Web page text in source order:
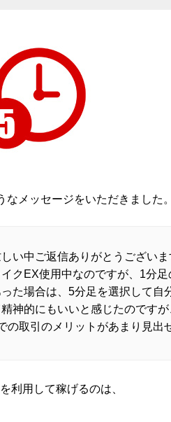
なメッセージをいただきました。
しい中ご返信ありがとうございま
イクEX使用中なのですが、1分
た場合は、5分足を選択して自
神的にもいいと感じたのです
の取引のメリットがあまり見出
利用して稼げるのは、